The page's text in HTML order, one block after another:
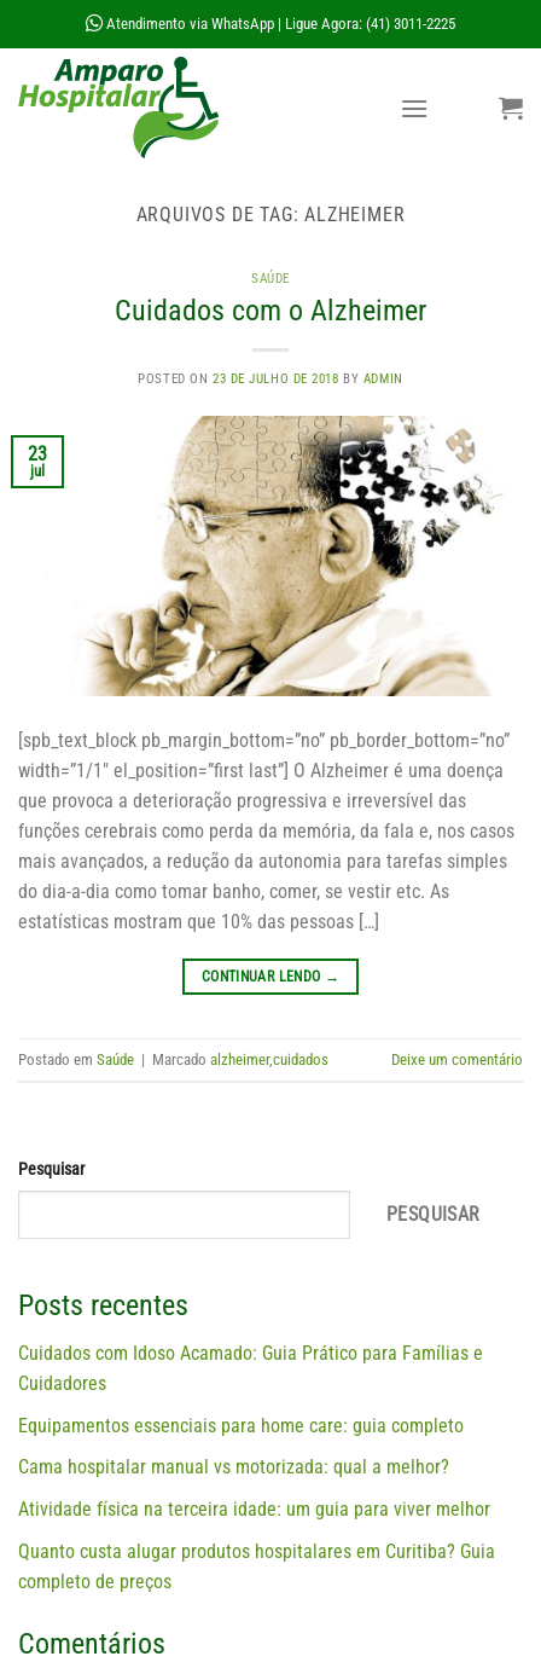
to
content
Atendimento via WhatsApp Ligue Agora: (41) 3011-2225
ARQUIVOS DE TAG:ALZHEIMER
SAÚDE
Cuidados com o Alzheimer
POSTED ON 23 DE JULHO DE 2018 BY ADMIN
23
jul
[spb_text_block pb_margin_bottom=”no” pb_border_bottom=”no”
width=”1/1″ el_position=”first last”] O Alzheimer é uma doença
que provoca a deterioração progressiva e irreversível das
funções cerebrais como perda da memória, da fala e, nos casos
mais avançados, a redução da autonomia para tarefas simples
do dia-a-dia como tomar banho, comer, se vestir etc. As
estatísticas mostram que 10% das pessoas […]
CONTINUAR LENDO →
Postado em Saúde | Marcado alzheimer,cuidados Deixe um comentário
Pesquisar
PESQUISAR
Posts recentes
Cuidados com Idoso Acamado: Guia Prático para Famílias e
Cuidadores
Equipamentos essenciais para home care: guia completo
Cama hospitalar manual vs motorizada: qual a melhor?
Atividade física na terceira idade: um guia para viver melhor
Quanto custa alugar produtos hospitalares em Curitiba? Guia
completo de preços
Comentários